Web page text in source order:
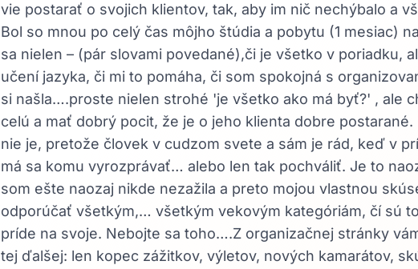
vie postarať o svojich klientov, tak, aby im nič nechýbalo a
Bol so mnou po celý čas môjho štúdia a pobytu (1 mesiac)
sa nielen – (pár slovami povedané),či je všetko v poriadku,
učení jazyka, či mi to pomáha, či som spokojná s
si našla….proste nielen strohé 'je všetko ako má byť?' , ale
celú a mať dobrý pocit, že je o jeho klienta dobre
nie je, pretože človek v cudzom svete a sám je rád, keď v
má sa komu vyrozprávať… alebo len tak pochváliť. Je to
som ešte naozaj nikde nezažila a preto mojou vlastnou
odporúčať všetkým,… všetkým vekovým kategóriám, čí sú
príde na svoje. Nebojte sa toho….Z organizačnej stránky
tej ďalšej: len kopec zážitkov, výletov, nových kamarátov,